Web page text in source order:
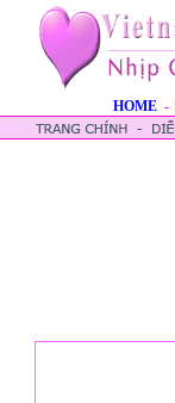
HOME -